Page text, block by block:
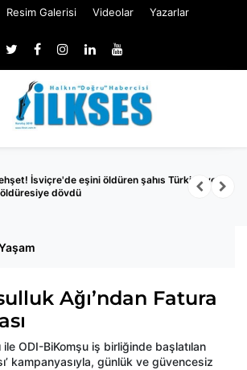
Resim Galerisi Videolar Yazarlar
İsviçre'de eşini öldüren şahıs Türkiye'ye
dövdü
Ağı’ndan Fatura
ile ODI-BiKomşu iş birliğinde başlatılan
kampanyasıyla, günlük ve güvencesiz